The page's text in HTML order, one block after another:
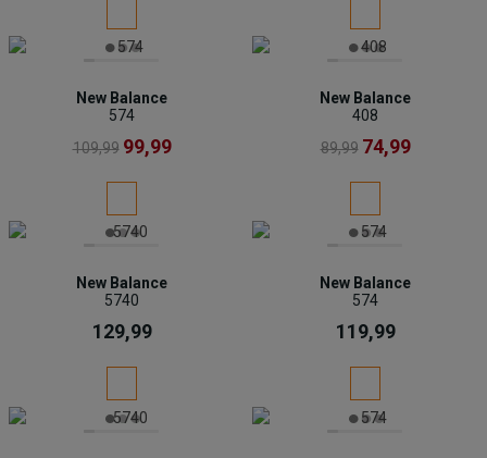
New Balance
574
109,99 99,99
New Balance
408
89,99 74,99
New Balance
5740
129,99
New Balance
574
119,99